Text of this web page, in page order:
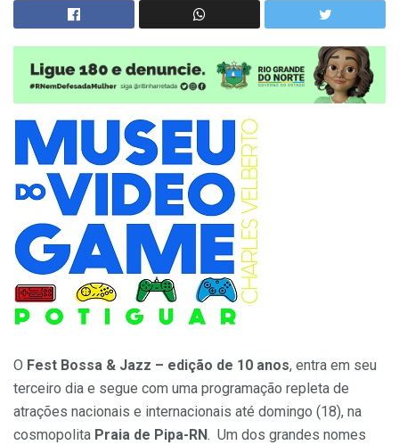
O Fest Bossa & Jazz – edição de 10 anos, entra em seu
terceiro dia e segue com uma programação repleta de
atrações nacionais e internacionais até domingo (18), na
cosmopolita Praia de Pipa-RN. Um dos grandes nomes